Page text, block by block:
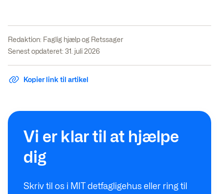
Redaktion: Faglig hjælp og Retssager
Senest opdateret: 31. juli 2026
Kopier link til artikel
Vi er klar til at hjælpe
dig
Skriv til os i MIT detfagligehus eller ring til